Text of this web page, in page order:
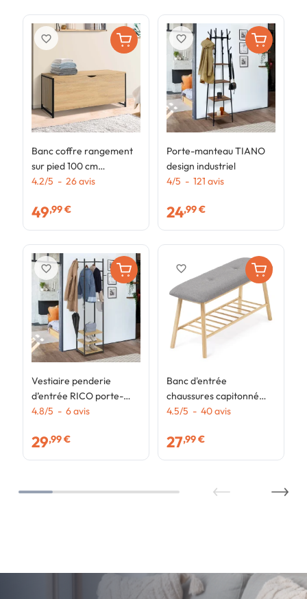
Banc coffre rangement
sur pied 100 cm
DETROIT design
4.2/5 - 26avis
49,99 €
favorite_border
Vestiaire penderie
d’entrée RICO porte-
manteau
4.8/5 - 6avis
29,99 €
favorite_border
Porte-manteau TIANO
design industriel
4/5 - 121 avis
24,99 €
favorite_border
Banc d'entrée
chaussures capitonné
bambou RITA tissu gris
4.5/5 - 40avis
27,99 €
favorite_border